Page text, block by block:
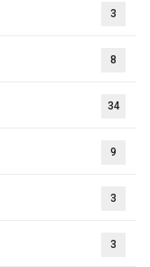
3
8
34
9
3
3